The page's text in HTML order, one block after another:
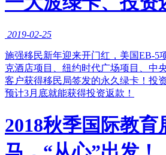
2019-02-25
施强移民新年迎来开门红，美国EB-5
克酒店项目、纽约时代广场项目、中
客户获得移民局签发的永久绿卡！投
预计3月底就能获得投资返款！
2018秋季国际教育